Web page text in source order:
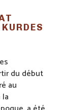
du début
au